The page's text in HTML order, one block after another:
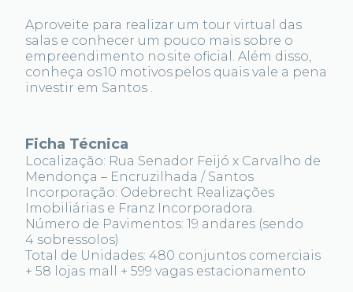
Aproveite para realizar um tour virtual das
salas e conhecer um pouco mais sobre o
empreendimento no site oficial. Além disso,
conheça os 10 motivos pelos quais vale a pena
investir em Santos .
Ficha Técnica
Localização: Rua Senador Feijó x Carvalho de
Mendonça – Encruzilhada / Santos
Incorporação: Odebrecht Realizações
Imobiliárias e Franz Incorporadora.
Número de Pavimentos: 19 andares (sendo
4 sobressolos)
Total de Unidades: 480 conjuntos comerciais
+ 58 lojas mall + 599 vagas estacionamento